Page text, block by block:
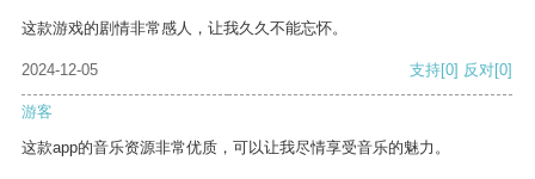
这款游戏的剧情非常感人，让我久久不能忘怀。
2024-12-05 支持[0] 反对[0]
游客
这款app的音乐资源非常优质，可以让我尽情享受音乐的魅力。